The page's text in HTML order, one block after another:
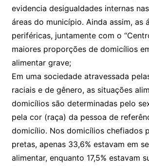
evidencia desigualdades internas
áreas do município. Ainda assim, as
periféricas, juntamente com o
maiores proporções de domicílios
alimentar grave;
Em uma sociedade atravessada
raciais e de gênero, as situações
domicílios são determinadas pelo
pela cor (raça) da pessoa de
domicílio. Nos domicílios chefiados
pretas, apenas 33,6% estavam em
alimentar, enquanto 17,5% estavam